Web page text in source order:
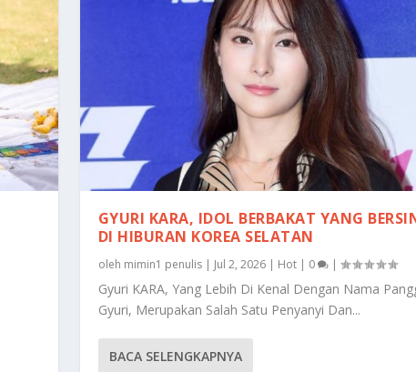
GYURI KARA, IDOL BERBAKAT YANG
DI HIBURAN KOREA SELATAN
oleh mimin1 penulis| Jul 2, 2026| Hot| 0 |
Gyuri KARA, Yang Lebih Di Kenal Dengan Nama
Gyuri, Merupakan Salah Satu Penyanyi Dan...
BACA SELENGKAPNYA